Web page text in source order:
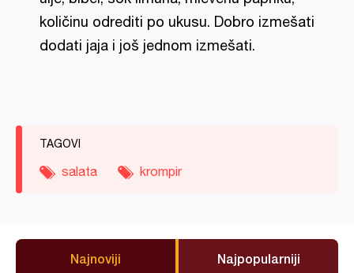
količinu odrediti po ukusu. Dobro izmešati
dodati jaja i još jednom izmešati.
TAGOVI
salata krompir
Najnoviji Najpopularniji